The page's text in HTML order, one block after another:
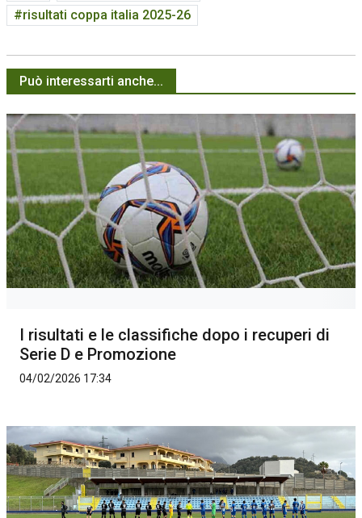
risultati coppa italia 2025-26
Può interessarti anche...
I risultati e le classifiche dopo i recuperi di
Serie D e Promozione
04/02/2026 17:34